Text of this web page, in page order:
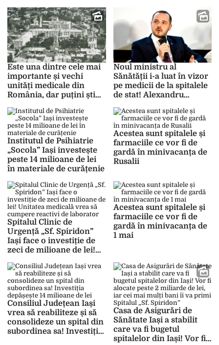
farmaceutice și pentru
laborator și diagnostic
servicii medicale,
medicamente și
dispozitive medicale! Au
fost descoperite nereguli
extrem de grave
Este una dintre cele mai
importante și vechi
unități medicale din
România, dar puțini știu
de istorie! Imagini de
colecție cu Spitalul „Sf.
Spiridon” Iași
Noul ministru al
Sănătății i-a luat în vizor
pe medicii de la spitalele
de stat! Alexandru
să nu mai lipsească de la
program pentru a oferi
consultații în privat!
Institutul de Psihiatrie
„Socola” Iași investește
peste 14 milioane de lei
în materiale de curățenie
Acestea sunt spitalele și
farmaciile ce vor fi de
gardă în minivacanța de
Rusalii
Spitalul Clinic de
Urgență „Sf. Spiridon”
Iași face o investiție de
zeci de milioane de lei!
să cumpere reactivi de
laborator
Acestea sunt spitalele și
farmaciile ce vor fi de
gardă în minivacanța de
1 mai
Consiliul Județean Iași
vrea să reabiliteze și să
consolideze un spital din
subordinea sa! Investiția
Casa de Asigurări de
Sănătate Iași a stabilit
care va fi bugetul
spitalelor din Iași! Vor fi